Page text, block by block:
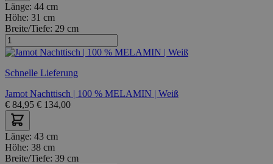
Länge: 44 cm
Höhe: 31 cm
Breite/Tiefe: 29 cm
Schnelle Lieferung
Jamot Nachttisch | 100 % MELAMIN | Weiß
€ 84,95 € 134,00
Länge: 43 cm
Höhe: 38 cm
Breite/Tiefe: 39 cm